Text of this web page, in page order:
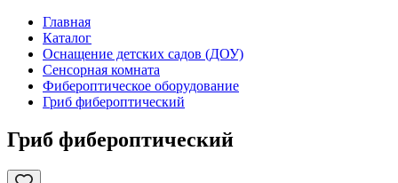
Главная
Каталог
Оснащение детских садов (ДОУ)
Сенсорная комната
Фибероптическое оборудование
Гриб фибероптический
Гриб фибероптический